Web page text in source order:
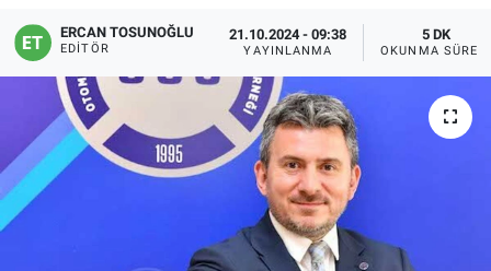
ERCAN TOSUNOĞLU
EDITÖR
21.10.2024 - 09:38
YAYINLANMA
5 DK
OKUNMA SÜRESI